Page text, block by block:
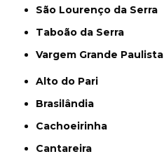
São Lourenço da Serra
Taboão da Serra
Vargem Grande Paulista
Alto do Pari
Brasilândia
Cachoeirinha
Cantareira